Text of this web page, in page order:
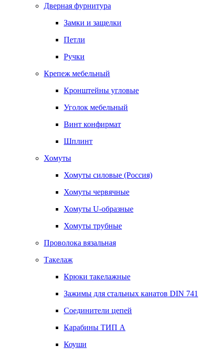
Дверная фурнитура
Замки и защелки
Петли
Ручки
Крепеж мебельный
Кронштейны угловые
Уголок мебельный
Винт конфирмат
Шплинт
Хомуты
Хомуты силовые (Россия)
Хомуты червячные
Хомуты U-образные
Хомуты трубные
Проволока вязальная
Такелаж
Крюки такелажные
Зажимы для стальных канатов DIN 741
Соединители цепей
Карабины ТИП А
Коуши